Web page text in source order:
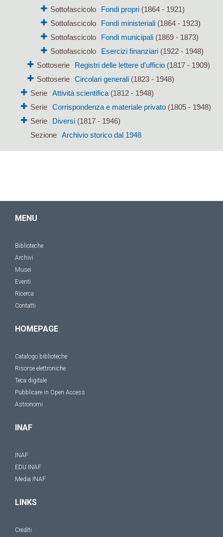
Sottofascicolo
Fondi propri(1864 - 1921)
Sottofascicolo
Fondi ministeriali(1864 - 1923)
Sottofascicolo
Fondi municipali(1869 - 1873)
Sottofascicolo
Esercizi finanziari(1922 - 1948)
Sottoserie
Registri delle lettere d'ufficio (1817 - 1909)
Sottoserie
Circolari generali (1823 - 1948)
Serie Attività scientifica(1812 - 1948)
Serie Corrispondenza e materiale privato(1805 - 1948)
Serie
Diversi(1817 - 1946)
Sezione Archivio storico dal 1948
MENU
Biblioteche
Archivi
Musei
Eventi
Ricerca
Contatti
HOMEPAGE
Catalogo biblioteche
Risorse elettroniche
Teca digitale
Pubblicare in Open Access
Astronomi
INAF
INAF
EDU INAF
Media INAF
LINKS
Crediti